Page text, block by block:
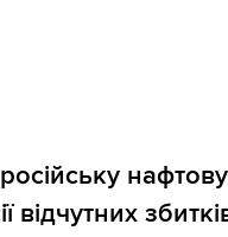
відчутних